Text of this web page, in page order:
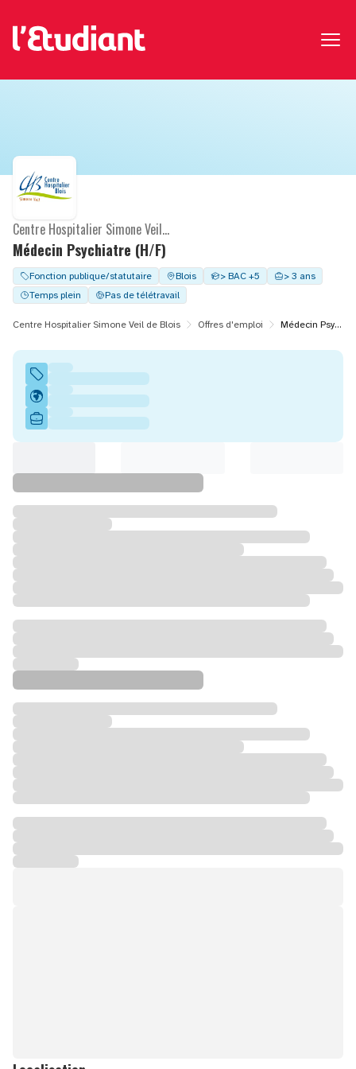
Médecin Psychiatre (H/F)
Centre Hospitalier Simone Veil de Blois
Fonction publique/statutaire Blois > BAC +5
> 3 ans
Temps plein
Pas de télétravail
Centre Hospitalier Simone Veil de Blois Offres d'emploi Médecin Psychiatre (H/F)